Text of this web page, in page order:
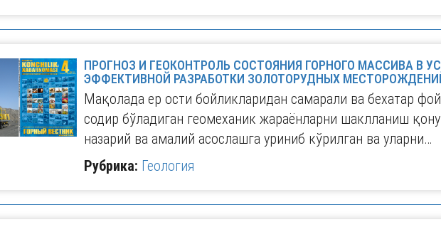
ПРОГНОЗ И ГЕОКОНТРОЛЬ СОСТОЯНИЯ ГОРНОГО МАССИВА В
ЭФФЕКТИВНОЙ РАЗРАБОТКИ ЗОЛОТОРУДНЫХ
Мақолада ер ости бойликларидан самарали ва бехатар
содир бўладиган геомеханик жараёнларни шаклланиш
назарий ва амалий асослашга уриниб кўрилган ва уларни…
Рубрика: Геология